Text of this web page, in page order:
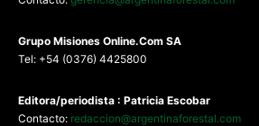
Grupo Misiones Online.Com SA
Tel: +54 (0376) 4425800
Editora/periodista : Patricia Escobar
Contacto: redaccion@argentinaforestal.com